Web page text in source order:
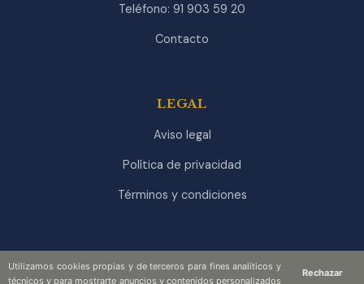
Utilizamos cookies propias y de terceros para fines analíticos y
técnicos y para mostrarte anuncios y contenidos personalizados
Rechazar
Teléfono: 91 903 59 20
Contacto
LEGAL
Aviso legal
Política de privacidad
Términos y condiciones